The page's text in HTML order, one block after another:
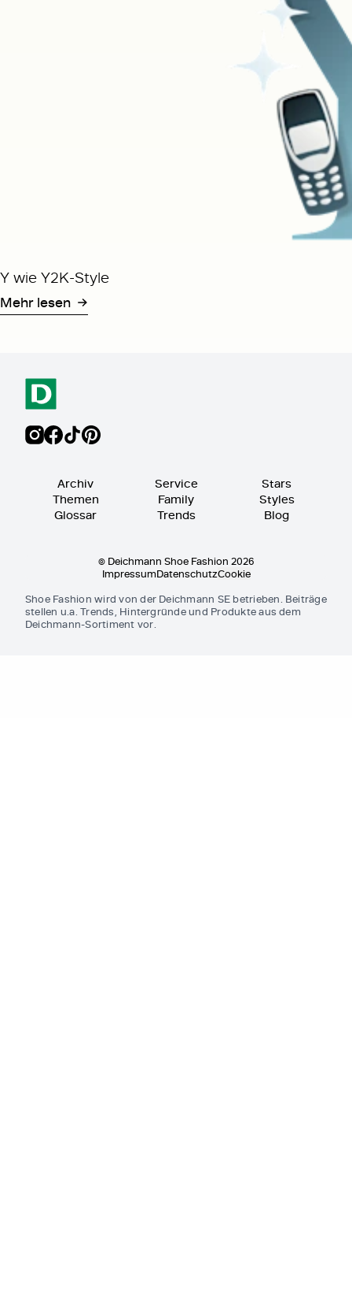
Y wie Y2K-Style
Mehr lesen
Archiv
Themen
Glossar
Service
Family
Trends
Stars
Styles
Blog
© Deichmann Shoe Fashion 2026
ImpressumDatenschutzCookie
Shoe Fashion wird von der Deichmann SE betrieben. Beiträge
stellen u.a. Trends, Hintergründe und Produkte aus dem
Deichmann-Sortiment vor.